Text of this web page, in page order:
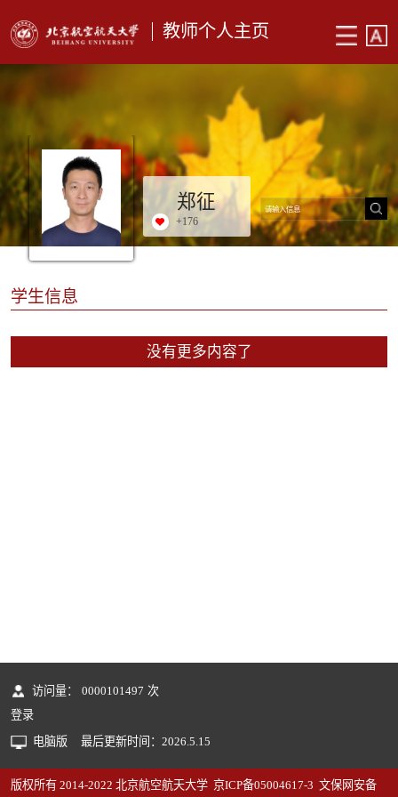
教师个人主页
郑征
+176
学生信息
没有更多内容了
访问量： 0000101497 次
登录
电脑版
最后更新时间： 2026 5 15
版权所有 2014-2022 北京航空航天大学 京ICP备05004617-3 文保网安备